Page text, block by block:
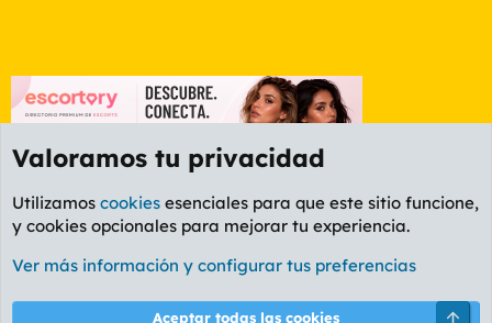
Etiquetas
Cookies
PL OLDSTYLE AMARILLO
Valoramos tu privacidad
Utilizamos cookies esenciales para que este sitio funcione,
y cookies opcionales para mejorar tu experiencia.
Ver más información y configurar tus preferencias
Aceptar todas las cookies